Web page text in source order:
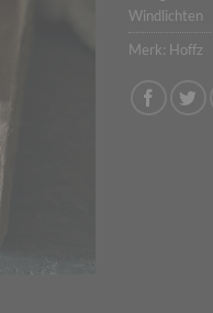
Windlichten
Merk: Hoffz